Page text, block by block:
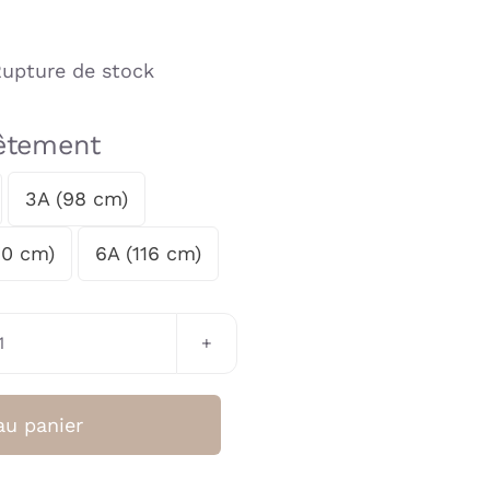
de stock
3A (98 cm)
cm) 6A (116 cm)
Sweatshirt
panier